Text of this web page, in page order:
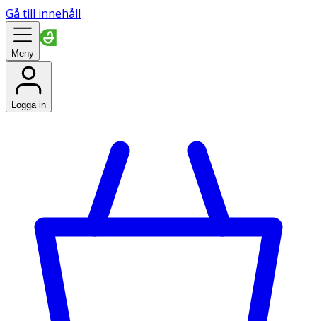
Gå till innehåll
Meny
Logga in